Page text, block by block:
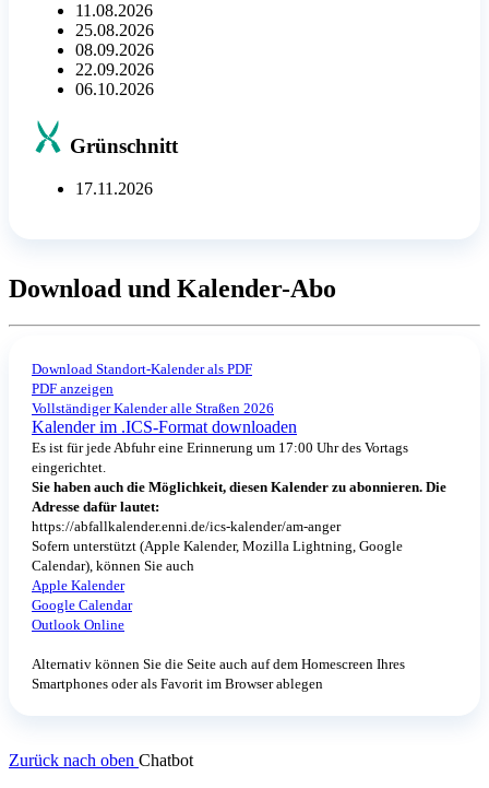
11.08.2026
25.08.2026
08.09.2026
22.09.2026
06.10.2026
Grünschnitt
17.11.2026
Download und Kalender-Abo
Download Standort-Kalender als PDF
PDF anzeigen
Vollständiger Kalender alle Straßen 2026
Kalender im .ICS-Format downloaden
Es ist für jede Abfuhr eine Erinnerung um 17:00 Uhr des Vortags
eingerichtet.
Sie haben auch die Möglichkeit, diesen Kalender zu abonnieren. Die
Adresse dafür lautet:
https://abfallkalender.enni.de/ics-kalender/am-anger
Sofern unterstützt (Apple Kalender, Mozilla Lightning, Google
Calendar), können Sie auch
Apple Kalender
Google Calendar
Outlook Online
Alternativ können Sie die Seite auch auf dem Homescreen Ihres
Smartphones oder als Favorit im Browser ablegen
Zurück nach oben Chatbot